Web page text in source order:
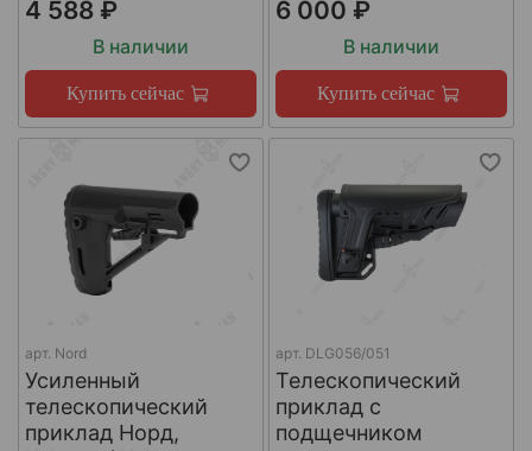
4 588 ₽
В наличии
Купить сейчас
6 000 ₽
В наличии
Купить сейчас
арт. Nord
Усиленный
телескопический
приклад Норд,
арт. DLG056/051
Телескопический
приклад с
подщечником